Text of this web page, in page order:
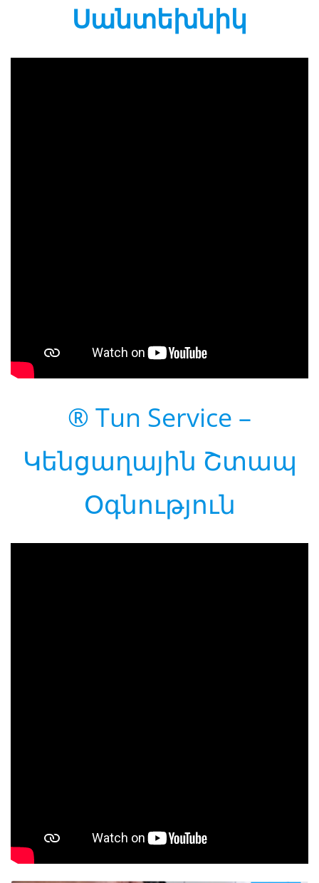
Սանտեխնիկ
® Tun Service –
Կենցաղային Շտապ
Օգնություն